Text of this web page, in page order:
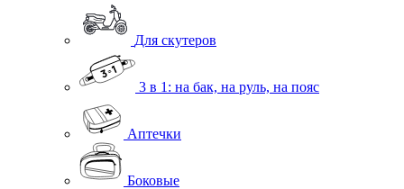
Для скутеров
3 в 1: на бак, на руль, на пояс
Аптечки
Боковые